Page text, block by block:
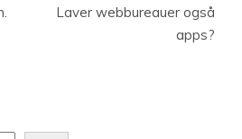
Laver webbureauer også
apps?